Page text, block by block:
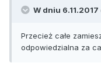
W dniu 6.11.2017
Przecież całe
odpowiedzialna za